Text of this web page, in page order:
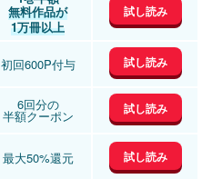
無料作品が
1万冊以上
試し読み
初回600P付与 試し読み
6回分の
半額クーポン 試し読み
最大50%還元 試し読み